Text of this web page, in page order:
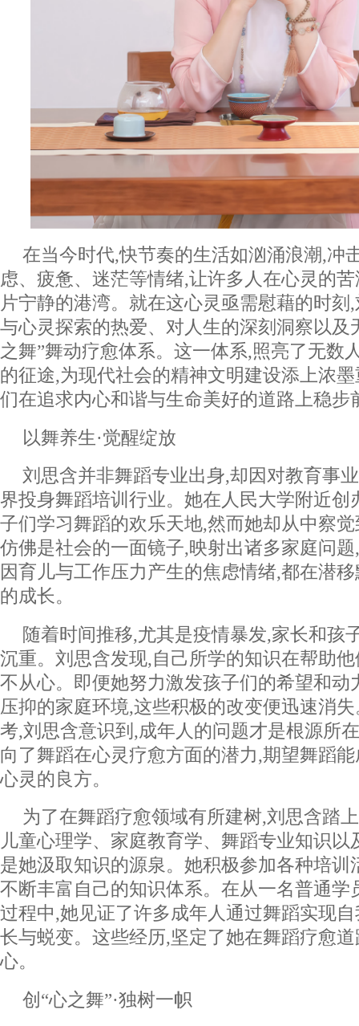
在当今时代,快节奏的生活如汹涌浪潮,冲
虑、疲惫、迷茫等情绪,让许多人在心灵的
片宁静的港湾。就在这心灵亟需慰藉的时刻
与心灵探索的热爱、对人生的深刻洞察以及
之舞”舞动疗愈体系。这一体系,照亮了无数
的征途,为现代社会的精神文明建设添上浓
们在追求内心和谐与生命美好的道路上稳步
以舞养生·觉醒绽放
刘思含并非舞蹈专业出身,却因对教育事
界投身舞蹈培训行业。她在人民大学附近创
子们学习舞蹈的欢乐天地,然而她却从中察
仿佛是社会的一面镜子,映射出诸多家庭问
因育儿与工作压力产生的焦虑情绪,都在潜
的成长。
随着时间推移,尤其是疫情暴发,家长和孩
沉重。刘思含发现,自己所学的知识在帮助
不从心。即便她努力激发孩子们的希望和动
压抑的家庭环境,这些积极的改变便迅速消
考,刘思含意识到,成年人的问题才是根源所
向了舞蹈在心灵疗愈方面的潜力,期望舞蹈
心灵的良方。
为了在舞蹈疗愈领域有所建树,刘思含踏
儿童心理学、家庭教育学、舞蹈专业知识以
是她汲取知识的源泉。她积极参加各种培训
不断丰富自己的知识体系。在从一名普通学
过程中,她见证了许多成年人通过舞蹈实现
长与蜕变。这些经历,坚定了她在舞蹈疗愈
心。
创“心之舞”·独树一帜